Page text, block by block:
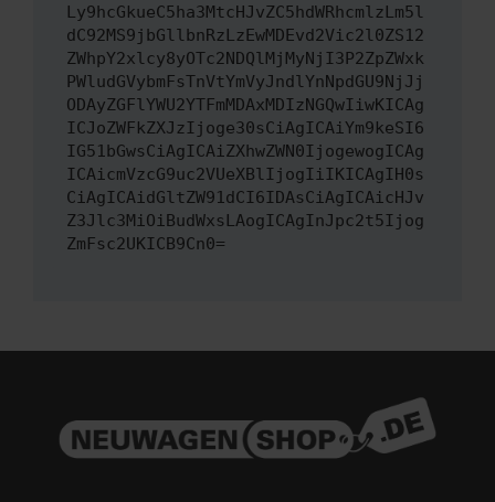
Ly9hcGkueC5ha3MtcHJvZC5hdWRhcmlzLm5l
dC92MS9jbGllbnRzLzEwMDEvd2Vic2l0ZS12
ZWhpY2xlcy8yOTc2NDQlMjMyNjI3P2ZpZWxk
PWludGVybmFsTnVtYmVyJndlYnNpdGU9NjJj
ODAyZGFlYWU2YTFmMDAxMDIzNGQwIiwKICAg
ICJoZWFkZXJzIjoge30sCiAgICAiYm9keSI6
IG51bGwsCiAgICAiZXhwZWN0IjogewogICAg
ICAicmVzcG9uc2VUeXBlIjogIiIKICAgIH0s
CiAgICAidGltZW91dCI6IDAsCiAgICAicHJv
Z3Jlc3MiOiBudWxsLAogICAgInJpc2t5Ijog
ZmFsc2UKICB9Cn0=